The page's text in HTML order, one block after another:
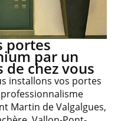
portes
par un
chez vous
installons vos portes
Martin de Valgalgues,